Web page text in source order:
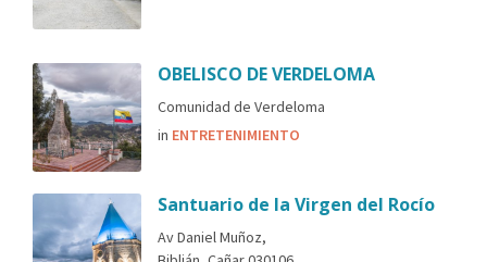
OBELISCO DE VERDELOMA
Comunidad de Verdeloma
in ENTRETENIMIENTO
Santuario de la Virgen del Rocío
Av Daniel Muñoz,